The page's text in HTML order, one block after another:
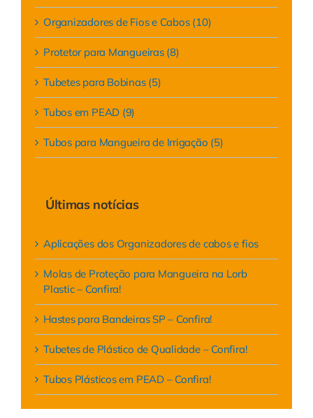
Organizadores de Fios e Cabos (10)
Protetor para Mangueiras (8)
Tubetes para Bobinas (5)
Tubos em PEAD (9)
Tubos para Mangueira de Irrigação (5)
Últimas notícias
Aplicações dos Organizadores de cabos e fios
Molas de Proteção para Mangueira na Lorb
Plastic – Confira!
Hastes para Bandeiras SP – Confira!
Tubetes de Plástico de Qualidade – Confira!
Tubos Plásticos em PEAD – Confira!